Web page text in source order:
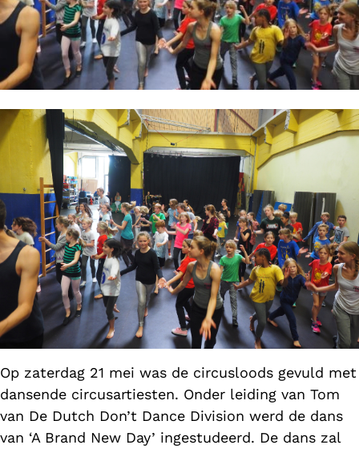
Op zaterdag 21 mei was de circusloods gevuld met
dansende circusartiesten. Onder leiding van Tom
van De Dutch Don’t Dance Division werd de dans
van ‘A Brand New Day’ ingestudeerd. De dans zal